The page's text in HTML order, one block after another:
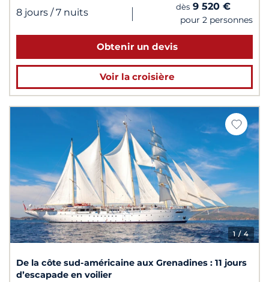
8 jours / 7 nuits | dès 9 520 €
pour 2 personnes
Obtenir un devis
Voir la croisière
1 / 4
De la côte sud-américaine aux Grenadines : 11 jours
d’escapade en voilier